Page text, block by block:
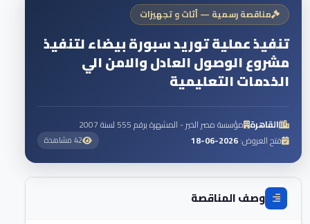
مناقصة رسمية — أثاث و تجهيزات
تنفيذ عملية توريد سبورة بيضاء لتنفيذ
مشروع الوصول العادل والامن الي
الخدمات التعليمية
القاهرة مؤسسة مصر الخير - المشهرة برقم 555 لسنة 2007
فتح العروض:2026-06-18 42 مشاهدة
وصف المناقصة